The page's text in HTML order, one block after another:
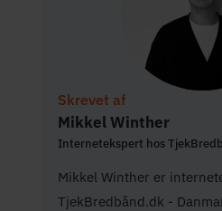
Skrevet af
Mikkel Winther
Internetekspert hos
Mikkel Winther er
TjekBredbånd.dk -